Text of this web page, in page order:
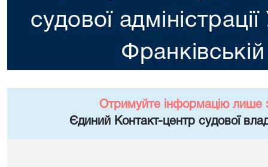
судової
Отримуйте інформацію лише
Єдиний Контакт-центр судової